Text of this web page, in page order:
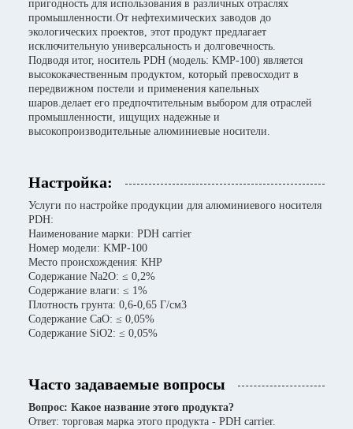
пригодность для использования в различных отраслях
промышленности.От нефтехимических заводов до
экологических проектов, этот продукт предлагает
исключительную универсальность и долговечность.
Подводя итог, носитель PDH (модель: KMP-100) является
высококачественным продуктом, который превосходит в
передвижном постели и применения капельных
шаров.делает его предпочтительным выбором для отраслей
промышленности, ищущих надежные и
высокопроизводительные алюминиевые носители.
Настройка:
Услуги по настройке продукции для алюминиевого носителя
PDH:
Наименование марки: PDH carrier
Номер модели: KMP-100
Место происхождения: КНР
Содержание Na2O: ≤ 0,2%
Содержание влаги: ≤ 1%
Плотность грунта: 0,6-0,65 Г/см3
Содержание CaO: ≤ 0,05%
Содержание SiO2: ≤ 0,05%
Часто задаваемые вопросы
Вопрос: Какое название этого продукта?
Ответ: торговая марка этого продукта - PDH carrier.